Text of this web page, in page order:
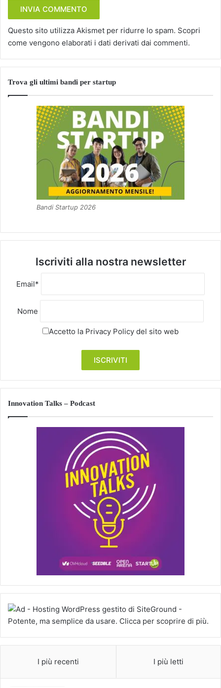
Questo sito utilizza Akismet per ridurre lo spam. Scopri
come vengono elaborati i dati derivati dai commenti.
Trova gli ultimi bandi per startup
Bandi Startup 2026
Iscriviti alla nostra newsletter
Email*
Nome
Accetto la Privacy Policy del sito web
Innovation Talks – Podcast
I più recenti I più letti